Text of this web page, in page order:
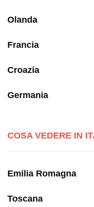
Olanda
Francia
Croazia
Germania
COSA VEDERE IN
Emilia Romagna
Toscana